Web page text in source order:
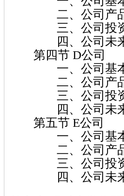
二、公司产品
三、公司投资
四、公司未来
第四节 D公司
一、公司基本
二、公司产品
三、公司投资
四、公司未来
第五节 E公司
一、公司基本
二、公司产品
三、公司投资
四、公司未来